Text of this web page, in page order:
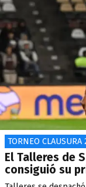
TORNEO CLAUSURA
El Talleres de
consiguió su